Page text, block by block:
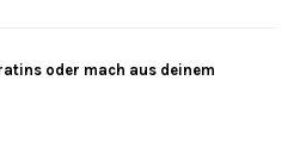
oder mach aus deinem